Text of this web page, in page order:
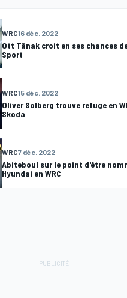
WRC16 déc. 2022
Ott Tänak croit en ses chances
Sport
WRC15 déc. 2022
Oliver Solberg trouve refuge en
Skoda
WRC7 déc. 2022
Abiteboul sur le point d'être
Hyundai en WRC